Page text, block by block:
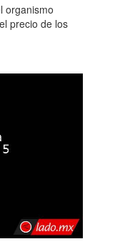
organismo
precio de los